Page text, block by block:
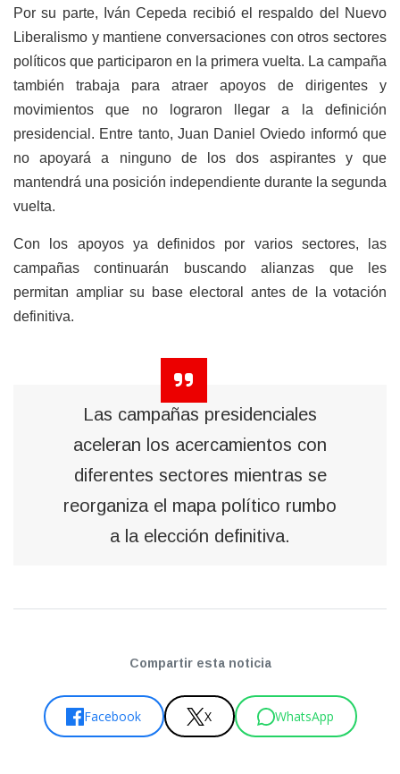
Por su parte, Iván Cepeda recibió el respaldo del Nuevo
Liberalismo y mantiene conversaciones con otros sectores
políticos que participaron en la primera vuelta. La campaña
también trabaja para atraer apoyos de dirigentes y
movimientos que no lograron llegar a la definición
presidencial. Entre tanto, Juan Daniel Oviedo informó que
no apoyará a ninguno de los dos aspirantes y que
mantendrá una posición independiente durante la segunda
vuelta.
Con los apoyos ya definidos por varios sectores, las
campañas continuarán buscando alianzas que les
permitan ampliar su base electoral antes de la votación
definitiva.
Las campañas presidenciales
aceleran los acercamientos con
diferentes sectores mientras se
reorganiza el mapa político rumbo
a la elección definitiva.
Compartir esta noticia
Facebook X WhatsApp